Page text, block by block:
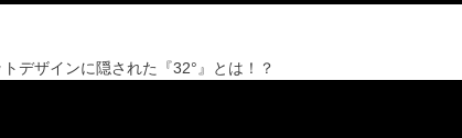
デザインに隠された『32°』とは！？